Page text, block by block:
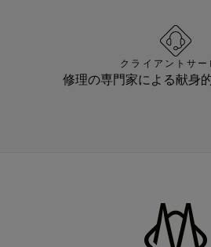
クライアントサー
修理の専門家による献身